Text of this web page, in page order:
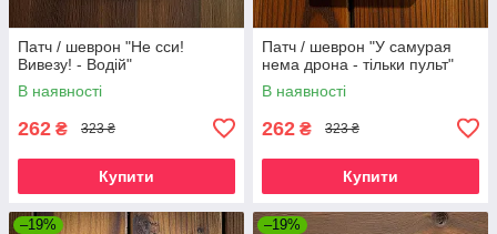
Патч / шеврон "Не сси!
Вивезу! - Водій"
В наявності
262 ₴ 323 ₴
Купити
Патч / шеврон "У самурая
нема дрона - тільки пульт"
В наявності
262 ₴ 323 ₴
Купити
–19% –19%